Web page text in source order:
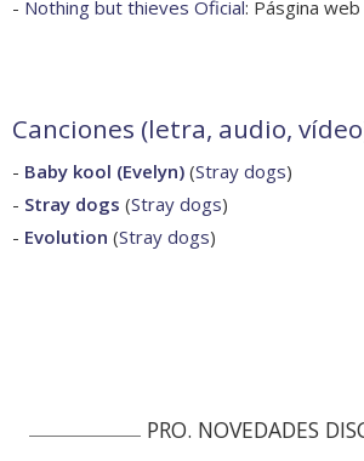
- Nothing but thieves Oficial: Pásgina
Canciones (letra, audio,
- Baby kool (Evelyn) (Stray dogs)
- Stray dogs (Stray dogs)
- Evolution (Stray dogs)
PRO. NOVEDADES